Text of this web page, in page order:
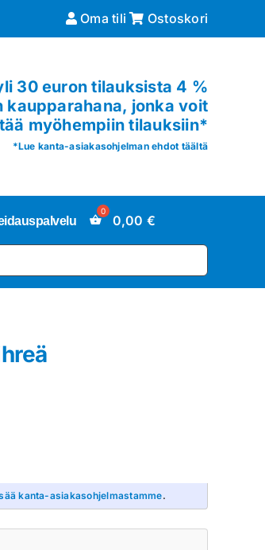
Oma tili Ostoskori
30 euron tilauksista 4 %
kaupparahana, jonka voit
myöhempiin tilauksiin*
*Lue kanta-asiakasohjelman ehdot täältä
0,00 €
kanta-asiakasohjelmastamme.